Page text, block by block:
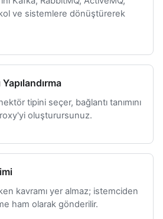
ve sistemlere dönüştürerek
tipini seçer, bağlantı tanımını
oluşturursunuz.
kavramı yer almaz; istemciden
ham olarak gönderilir.